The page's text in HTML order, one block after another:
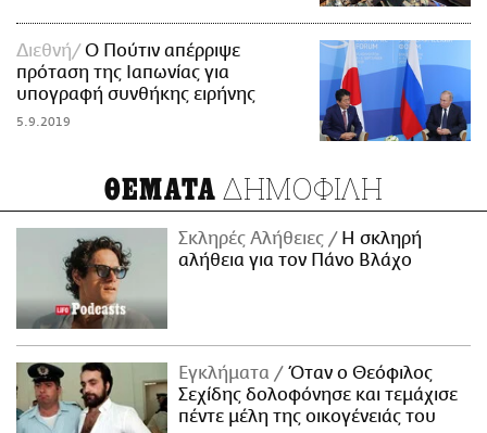
Διεθνή
Ο Πούτιν απέρριψε
πρόταση της Ιαπωνίας για
υπογραφή συνθήκης ειρήνης
5.9.2019
ΘΕΜΑΤΑ ΔΗΜΟΦΙΛΗ
Σκληρές Αλήθειες
H σκληρή
αλήθεια για τον Πάνο Βλάχο
Εγκλήματα
Όταν ο Θεόφιλος
Σεχίδης δολοφόνησε και τεμάχισε
πέντε μέλη της οικογένειάς του